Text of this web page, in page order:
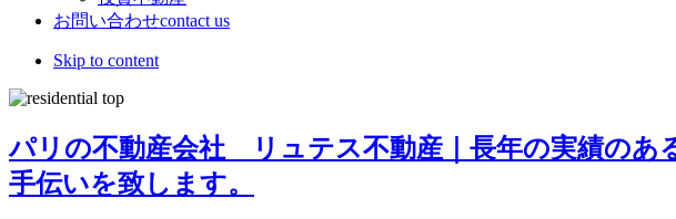
お問い合わせcontact us
Skip to content
パリの不動産会社 リュテス不動産｜長年の実績のあ
手伝いを致します。